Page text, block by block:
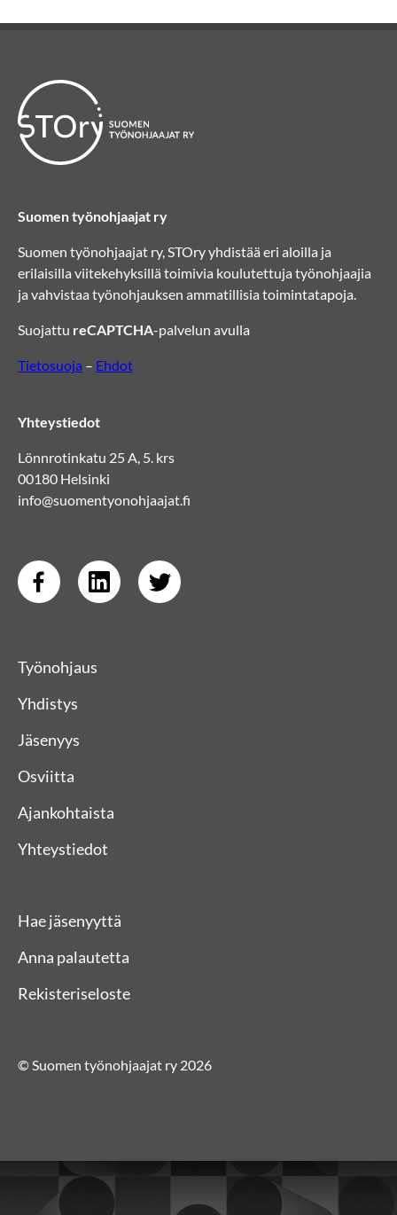
Suomen työnohjaajat ry
Suomen työnohjaajat ry, STOry yhdistää eri aloilla ja
erilaisilla viitekehyksillä toimivia koulutettuja työnohjaajia
ja vahvistaa työnohjauksen ammatillisia toimintatapoja.
Suojattu reCAPTCHA-palvelun avulla
Tietosuoja – Ehdot
Yhteystiedot
Lönnrotinkatu 25 A, 5. krs
00180 Helsinki
info@suomentyonohjaajat.fi
Työnohjaus
Yhdistys
Jäsenyys
Osviitta
Ajankohtaista
Yhteystiedot
Hae jäsenyyttä
Anna palautetta
Rekisteriseloste
© Suomen työnohjaajat ry 2026